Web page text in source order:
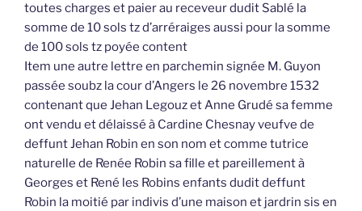
toutes charges et paier au receveur dudit Sablé la
somme de 10 sols tz d’arréraiges aussi pour la somme
de 100 sols tz poyée content
Item une autre lettre en parchemin signée M. Guyon
passée soubz la cour d’Angers le 26 novembre 1532
contenant que Jehan Legouz et Anne Grudé sa femme
ont vendu et délaissé à Cardine Chesnay veufve de
deffunt Jehan Robin en son nom et comme tutrice
naturelle de Renée Robin sa fille et pareillement à
Georges et René les Robins enfants dudit deffunt
Robin la moitié par indivis d’une maison et jardrin sis en